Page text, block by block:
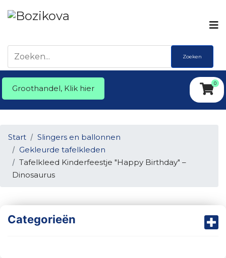
Zoeken
Groothandel, Klik hier
0
Start
Slingers en ballonnen
Gekleurde tafelkleden
Tafelkleed Kinderfeestje "Happy Birthday" –
Dinosaurus
Categorieën